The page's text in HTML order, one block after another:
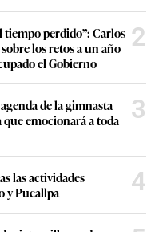
tiempo perdido”: Carlos
los retos a un año
el Gobierno
2
de la gimnasta
emocionará a toda
3
las actividades
y Pucallpa
4